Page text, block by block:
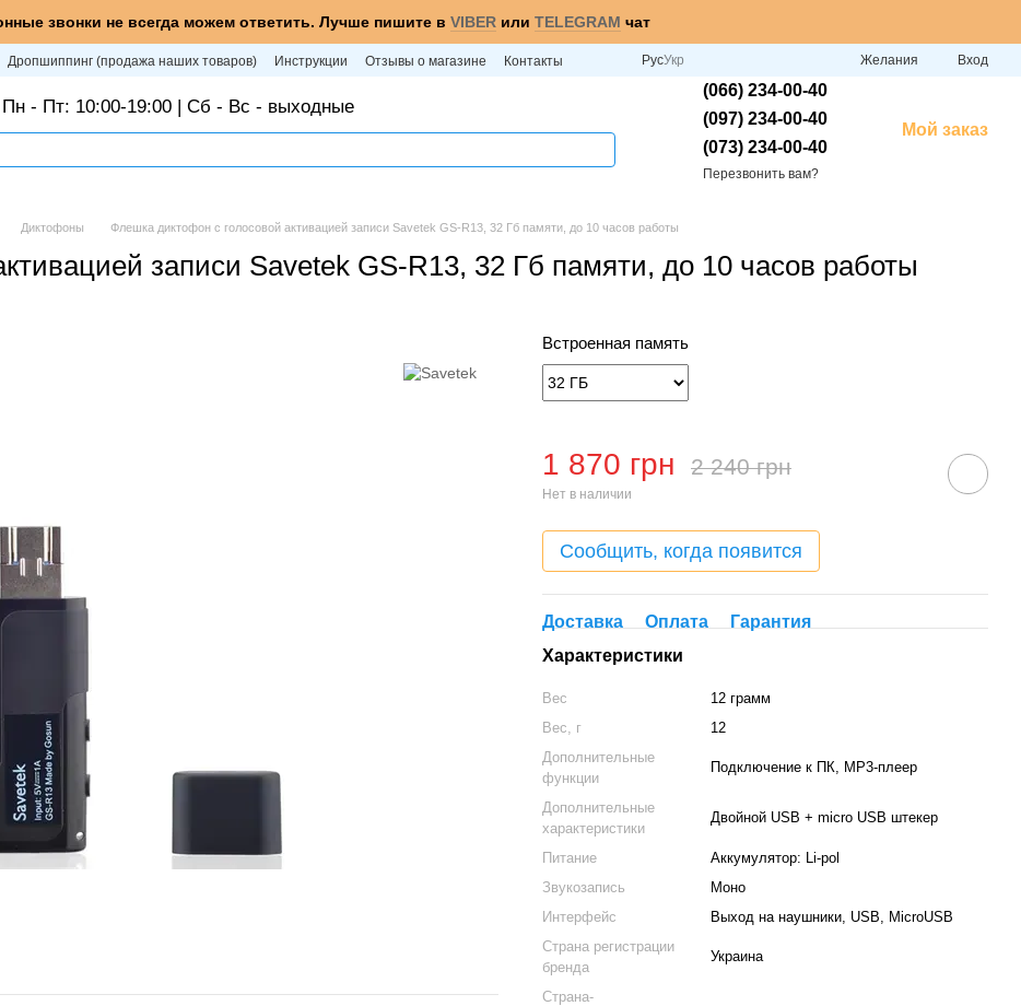
звонки не всегда можем ответить. Лучше пишите в VIBER или TELEGRAM чат
Дропшиппинг (продажа наших товаров) Инструкции Отзывы о магазине Контакты РусУкр Желания Вход
Пн - Пт: 10:00-19:00 | Сб - Вс - выходные
(066) 234-00-40
(097) 234-00-40
(073) 234-00-40
Перезвонить вам?
Мой заказ
Диктофоны Флешка диктофон с голосовой активацией записи Savetek GS-R13, 32 Гб памяти, до 10 часов работы
записи Savetek GS-R13, 32 Гб памяти, до 10 часов работы
Встроенная память
1 870 грн 2 240 грн
Нет в наличии
Сообщить, когда появится
Доставка Оплата
Гарантия
Характеристики
Вес
12 грамм
Вес, г
12
Дополнительные
функции
Подключение к ПК, MP3-плеер
Дополнительные
характеристики
Двойной USB + micro USB штекер
Питание
Аккумулятор: Li-pol
Звукозапись
Моно
Интерфейс
Выход на наушники, USB, MicroUSB
Страна регистрации
бренда
Украина
Страна-